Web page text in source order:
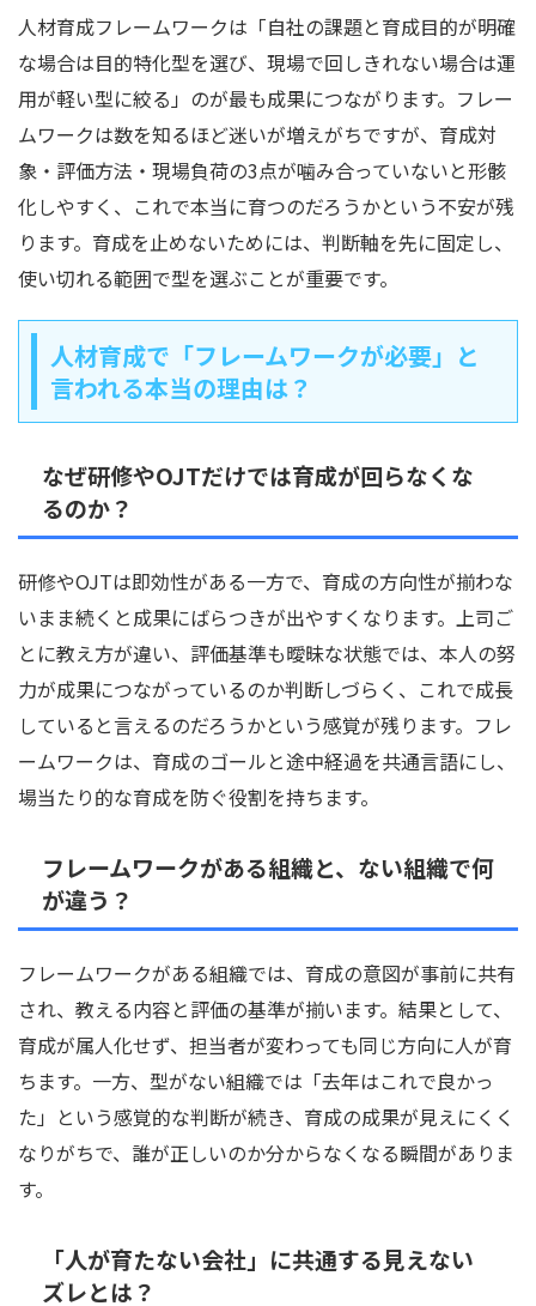
人材育成フレームワークは「自社の課題と育成目的が明確
な場合は目的特化型を選び、現場で回しきれない場合は運
用が軽い型に絞る」のが最も成果につながります。フレー
ムワークは数を知るほど迷いが増えがちですが、育成対
象・評価方法・現場負荷の3点が噛み合っていないと形骸
化しやすく、これで本当に育つのだろうかという不安が残
ります。育成を止めないためには、判断軸を先に固定し、
使い切れる範囲で型を選ぶことが重要です。
人材育成で「フレームワークが必要」と
言われる本当の理由は？
なぜ研修やOJTだけでは育成が回らなくな
るのか？
研修やOJTは即効性がある一方で、育成の方向性が揃わな
いまま続くと成果にばらつきが出やすくなります。上司ご
とに教え方が違い、評価基準も曖昧な状態では、本人の努
力が成果につながっているのか判断しづらく、これで成長
していると言えるのだろうかという感覚が残ります。フレ
ームワークは、育成のゴールと途中経過を共通言語にし、
場当たり的な育成を防ぐ役割を持ちます。
フレームワークがある組織と、ない組織で何
が違う？
フレームワークがある組織では、育成の意図が事前に共有
され、教える内容と評価の基準が揃います。結果として、
育成が属人化せず、担当者が変わっても同じ方向に人が育
ちます。一方、型がない組織では「去年はこれで良かっ
た」という感覚的な判断が続き、育成の成果が見えにくく
なりがちで、誰が正しいのか分からなくなる瞬間がありま
す。
「人が育たない会社」に共通する見えない
ズレとは？